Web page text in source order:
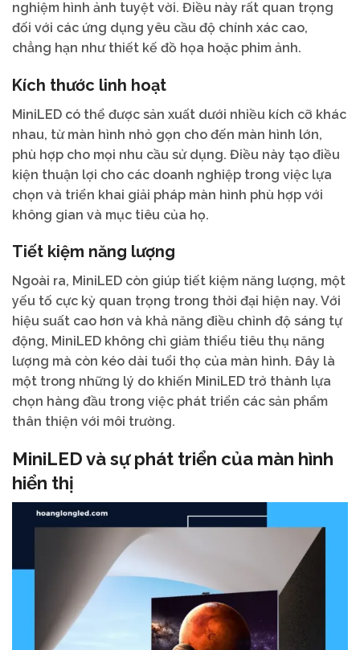
nghiệm hình ảnh tuyệt vời. Điều này rất quan trọng
đối với các ứng dụng yêu cầu độ chính xác cao,
chẳng hạn như thiết kế đồ họa hoặc phim ảnh.
Kích thước linh hoạt
MiniLED có thể được sản xuất dưới nhiều kích cỡ khác
nhau, từ màn hình nhỏ gọn cho đến màn hình lớn,
phù hợp cho mọi nhu cầu sử dụng. Điều này tạo điều
kiện thuận lợi cho các doanh nghiệp trong việc lựa
chọn và triển khai giải pháp màn hình phù hợp với
không gian và mục tiêu của họ.
Tiết kiệm năng lượng
Ngoài ra, MiniLED còn giúp tiết kiệm năng lượng, một
yếu tố cực kỳ quan trọng trong thời đại hiện nay. Với
hiệu suất cao hơn và khả năng điều chỉnh độ sáng tự
động, MiniLED không chỉ giảm thiểu tiêu thụ năng
lượng mà còn kéo dài tuổi thọ của màn hình. Đây là
một trong những lý do khiến MiniLED trở thành lựa
chọn hàng đầu trong việc phát triển các sản phẩm
thân thiện với môi trường.
MiniLED và sự phát triển của màn hình
hiển thị